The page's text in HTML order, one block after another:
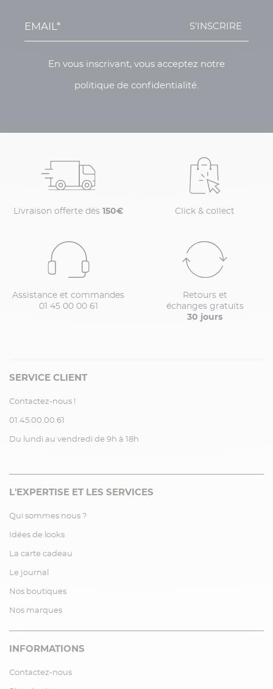
S'INSCRIRE
En vous inscrivant, vous acceptez notre
politique de confidentialité.
Livraison offerte dès 150€ Click & collect
Assistance et commandes
01 45 00 00 61
Retours et
échanges gratuits
30 jours
SERVICE CLIENT
Contactez-nous !
01.45.00.00.61
Du lundi au vendredi de 9h à 18h
L'EXPERTISE ET LES SERVICES
Qui sommes nous ?
Idées de looks
La carte cadeau
Le journal
Nos boutiques
Nos marques
INFORMATIONS
Contactez-nous